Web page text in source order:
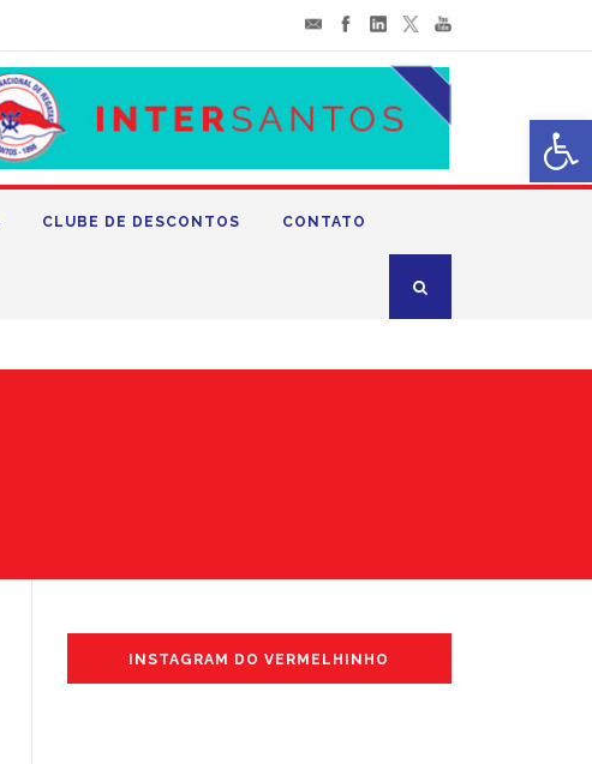
CLUBE DE DESCONTOS CONTATO
INSTAGRAM DO VERMELHINHO
Abrir